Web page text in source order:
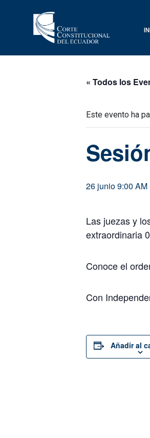
« Todos los
Este evento ha
26 junio 9:00 AM
Las juezas y
extraordinaria
Conoce el
Con
Añadir al